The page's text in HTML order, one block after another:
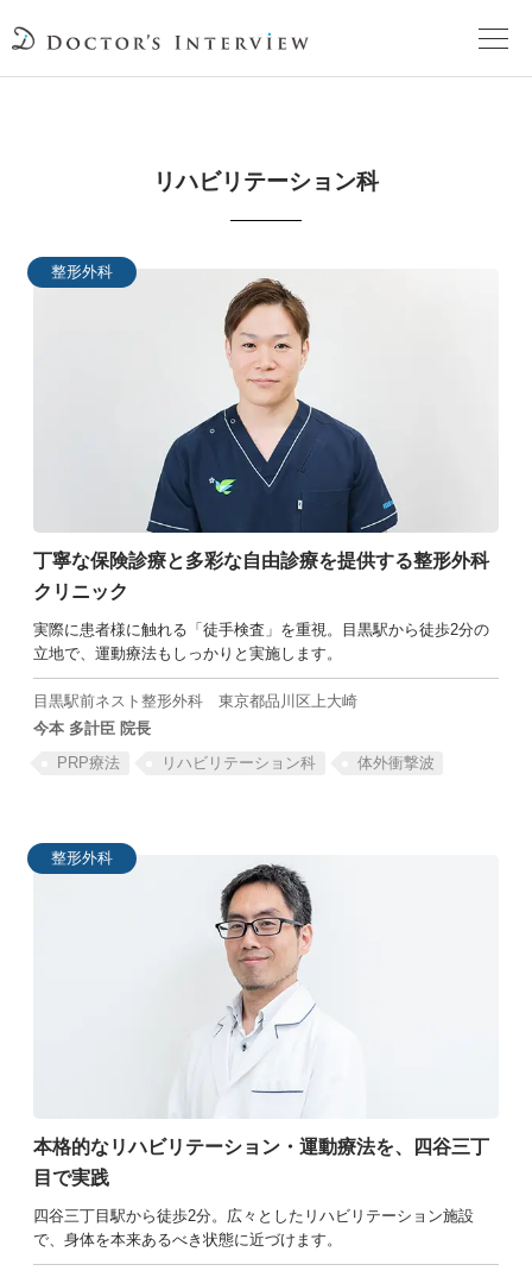
頼れるドクターが教える治療法
街の頼れるドクターたち
SEARCH
リハビリテーション科
整形外科
丁寧な保険診療と多彩な自由診療を提供する整形外科
クリニック
実際に患者様に触れる「徒手検査」を重視。目黒駅から徒歩2分の
立地で、運動療法もしっかりと実施します。
目黒駅前ネスト整形外科 東京都品川区上大崎
今本 多計臣 院長
PRP療法
リハビリテーション科 体外衝撃波
整形外科
本格的なリハビリテーション・ 運動療法を、四谷三丁
目で実践
四谷三丁目駅から徒歩2分。広々としたリハビリテーション施設
で、身体を本来あるべき状態に近づけます。